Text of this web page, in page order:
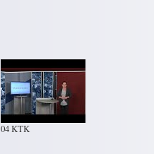
04 KTK